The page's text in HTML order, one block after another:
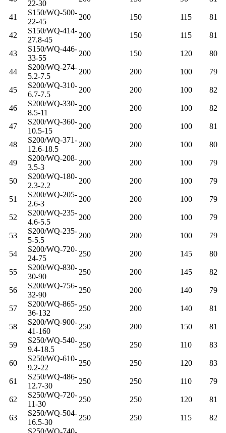
22-30
41
S150/WQ-500-
22-45
200 150 115 81
42
S150/WQ-414-
27.8-45
200 150 115 81
43
S150/WQ-446-
33-55
200 150 120 80
44
S200/WQ-274-
5.2-7.5
200 200 100 79
45
S200/WQ-310-
6.7-7.5
200 200 100 82
46
S200/WQ-330-
8.5-11
200 200 100 82
47
S200/WQ-360-
10.5-15
200 200 100 81
48
S200/WQ-371-
12.6-18.5
200 200 100 80
49
S200/WQ-208-
3.5-3
200 200 100 79
50
S200/WQ-180-
2.3-2.2
200 200 100 79
51
S200/WQ-205-
2.6-3
200 200 100 79
52
S200/WQ-235-
4.6-5.5
200 200 100 79
53
S200/WQ-235-
5-5.5
200 200 100 79
54
S200/WQ-720-
24-75
250 200 145 80
55
S200/WQ-830-
30-90
250 200 145 82
56
S200/WQ-756-
32-90
250 200 140 79
57
S200/WQ-865-
36-132
250 200 140 81
58
S200/WQ-900-
41-160
250 200 150 81
59
S250/WQ-540-
9.4-18.5
250 250 110 83
60
S250/WQ-610-
9.2-22
250 250 120 83
61
S250/WQ-486-
12.7-30
250 250 110 79
62
S250/WQ-720-
11-30
250 250 120 81
63
S250/WQ-504-
16.5-30
250 250 115 82
S250/WQ-740-